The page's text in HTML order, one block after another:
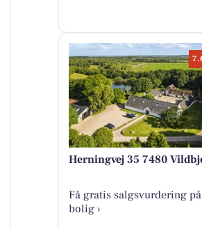
Herningvej 35 7480
Få gratis salgsvurdering
bolig ›